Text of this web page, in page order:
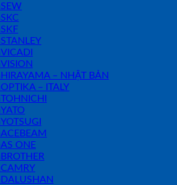
SEW
SKC
SKF
STANLEY
VICADI
VISION
HIRAYAMA – NHẬT BẢN
OPTIKA – ITALY
TOHNICHI
YATO
YOTSUGI
ACEBEAM
AS ONE
BROTHER
CAMRY
DALUSHAN